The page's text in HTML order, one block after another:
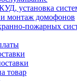
установка
и монтаж домофонов
пожарных
товар